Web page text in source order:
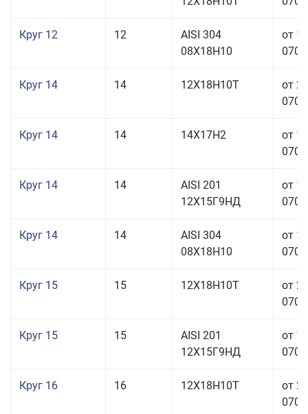
Круг 12 12
AISI 304
08Х18Н10
от
Круг 14 14 12Х18Н10Т
от
Круг 14 14 14Х17Н2
от
Круг 14 14
AISI 201
12Х15Г9НД
от
Круг 14 14
AISI 304
08Х18Н10
от
Круг 15 15 12Х18Н10Т
от
Круг 15 15
AISI 201
12Х15Г9НД
от
Круг 16 16 12Х18Н10Т
от